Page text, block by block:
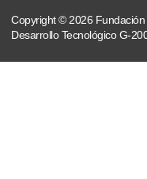
Copyright © 2026
Desarrollo Tecnológico G-